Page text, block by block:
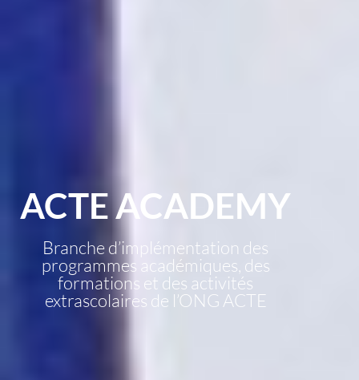
ACTE ACADEMY
Branche d’implémentation des
programmes académiques, des
formations et des activités
extrascolaires de l’ONG ACTE